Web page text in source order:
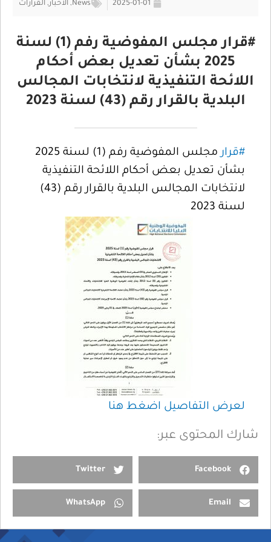
2025-01-01
News
, الأخبار, القرارات
#قرار مجلس المفوضية رفم (1) لسنة
2025 بشأن تعديل بعض أحكام
اللائحة التنفيذية لانتخابات المجالس
البلدية بالقرار رقم (43) لسنة 2023
#قرارمجلس المفوضية رفم (1) لسنة 2025
بشأن تعديل بعض أحكام اللائحة التنفيذية
لانتخابات المجالس البلدية بالقرار رقم (43)
لسنة 2023
لعرض التفاصيل اضغط هنا
شارك المحتوى عبر:
Facebook
Twitter
Email
WhatsApp